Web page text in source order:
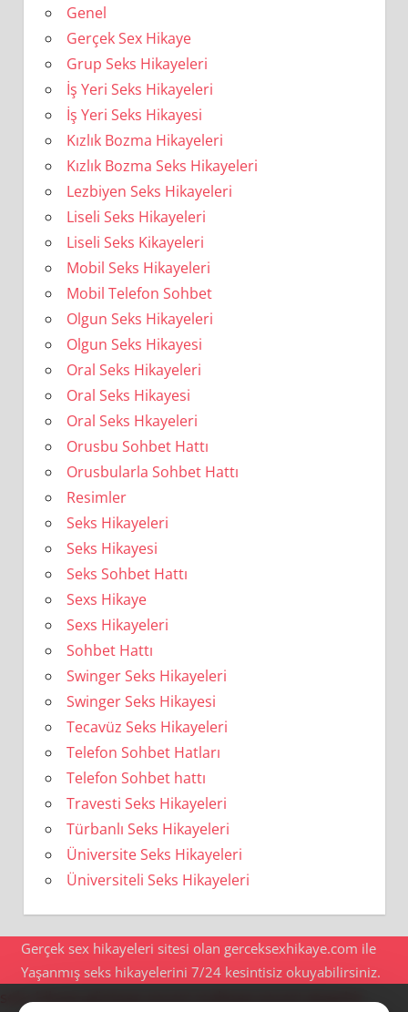
Genel
Gerçek Sex Hikaye
Grup Seks Hikayeleri
İş Yeri Seks Hikayeleri
İş Yeri Seks Hikayesi
Kızlık Bozma Hikayeleri
Kızlık Bozma Seks Hikayeleri
Lezbiyen Seks Hikayeleri
Liseli Seks Hikayeleri
Liseli Seks Kikayeleri
Mobil Seks Hikayeleri
Mobil Telefon Sohbet
Olgun Seks Hikayeleri
Olgun Seks Hikayesi
Oral Seks Hikayeleri
Oral Seks Hikayesi
Oral Seks Hkayeleri
Orusbu Sohbet Hattı
Orusbularla Sohbet Hattı
Resimler
Seks Hikayeleri
Seks Hikayesi
Seks Sohbet Hattı
Sexs Hikaye
Sexs Hikayeleri
Sohbet Hattı
Swinger Seks Hikayeleri
Swinger Seks Hikayesi
Tecavüz Seks Hikayeleri
Telefon Sohbet Hatları
Telefon Sohbet hattı
Travesti Seks Hikayeleri
Türbanlı Seks Hikayeleri
Üniversite Seks Hikayeleri
Üniversiteli Seks Hikayeleri
Gerçek sex hikayeleri sitesi olan gerceksexhikaye.com ile
Yaşanmış seks hikayelerini 7/24 kesintisiz okuyabilirsiniz.
seks hikayegöztepe escortmaltepe escortataşehir